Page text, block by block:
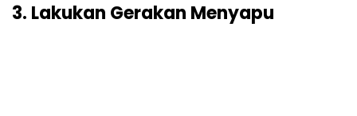
3. Lakukan Gerakan Menyapu